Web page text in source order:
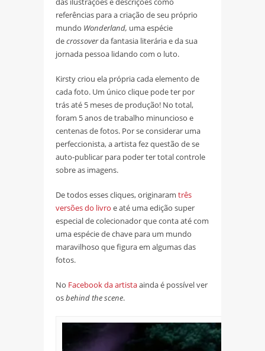
referências para a criação de seu próprio
mundo Wonderland, uma espécie
decrossoverda fantasia literária e da sua
jornada pessoa lidando com o luto.
Kirsty criou ela própria cada elemento de
cada foto. Um único clique pode ter por
trás até 5 meses de produção! No total,
foram 5 anos de trabalho minuncioso e
centenas de fotos. Por se considerar uma
perfeccionista, a artista fez questão de se
auto-publicar para poder ter total controle
sobre as imagens.
De todos esses cliques, originaram três
versões do livro e até uma edição super
especial de colecionador que conta até com
uma espécie de chave para um mundo
maravilhoso que figura em algumas das
fotos.
No Facebook da artistaainda é possível ver
osbehind the scene.